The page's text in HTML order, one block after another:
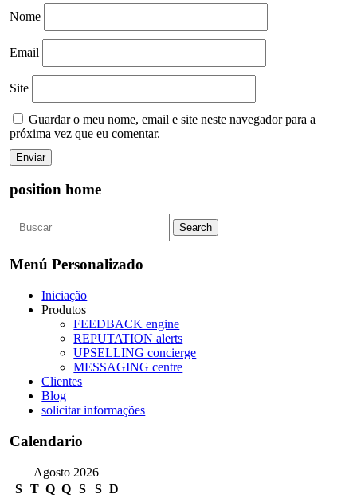
Nome
Email
Site
Guardar o meu nome, email e site neste navegador para a
próxima vez que eu comentar.
position home
Menú Personalizado
Iniciação
Produtos
FEEDBACK engine
REPUTATION alerts
UPSELLING concierge
MESSAGING centre
Clientes
Blog
solicitar informações
Calendario
Agosto 2026
S T Q Q S S D